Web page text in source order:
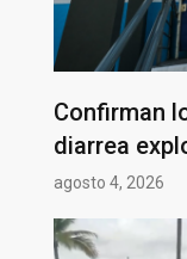
Confirman
diarrea
agosto 4, 2026